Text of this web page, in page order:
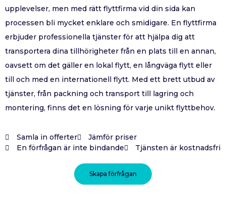
upplevelser, men med rätt flyttfirma vid din sida kan
processen bli mycket enklare och smidigare. En flyttfirma
erbjuder professionella tjänster för att hjälpa dig att
transportera dina tillhörigheter från en plats till en annan,
oavsett om det gäller en lokal flytt, en långväga flytt eller
till och med en internationell flytt. Med ett brett utbud av
tjänster, från packning och transport till lagring och
montering, finns det en lösning för varje unikt flyttbehov.
Samla in offerter
Jämför priser
En förfrågan är inte bindande
Tjänsten är kostnadsfri
Skapa förfrågan